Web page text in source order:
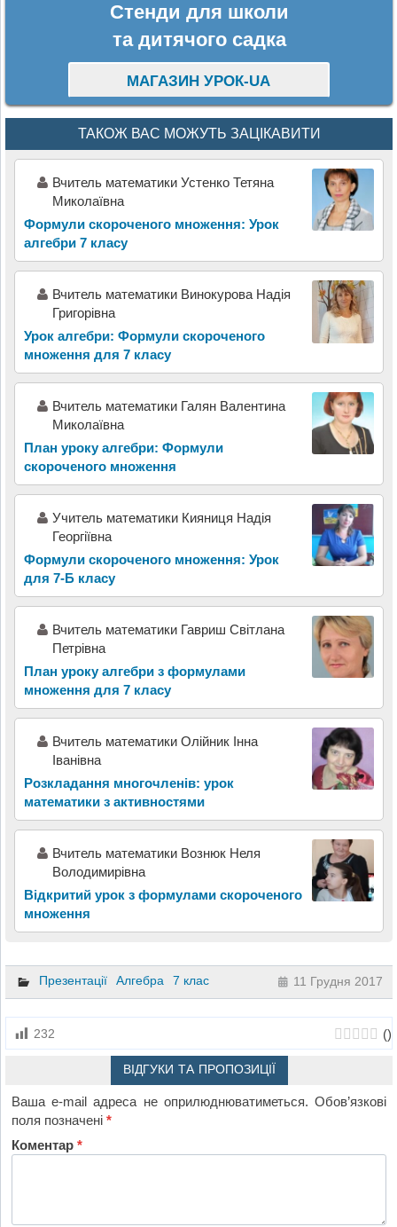
Стенди для школи
та дитячого садка
МАГАЗИН УРОК-UA
ТАКОЖ ВАС МОЖУТЬ ЗАЦІКАВИТИ
Вчитель математики Устенко Тетяна
Миколаївна
Формули скороченого множення: Урок
алгебри 7 класу
Вчитель математики Винокурова Надія
Григорівна
Урок алгебри: Формули скороченого
множення для 7 класу
Вчитель математики Галян Валентина
Миколаївна
План уроку алгебри: Формули
скороченого множення
Учитель математики Кияниця Надія
Георгіївна
Формули скороченого множення: Урок
для 7-Б класу
Вчитель математики Гавриш Світлана
Петрівна
План уроку алгебри з формулами
множення для 7 класу
Вчитель математики Олійник Інна
Іванівна
Розкладання многочленів: урок
математики з активностями
Вчитель математики Вознюк Неля
Володимирівна
Відкритий урок з формулами скороченого
множення
Презентації Алгебра 7 клас 11 Грудня 2017
232 ()
ВІДГУКИ ТА ПРОПОЗИЦІЇ
Ваша e-mail адреса не оприлюднюватиметься. Обов’язкові
поля позначені*
Коментар*